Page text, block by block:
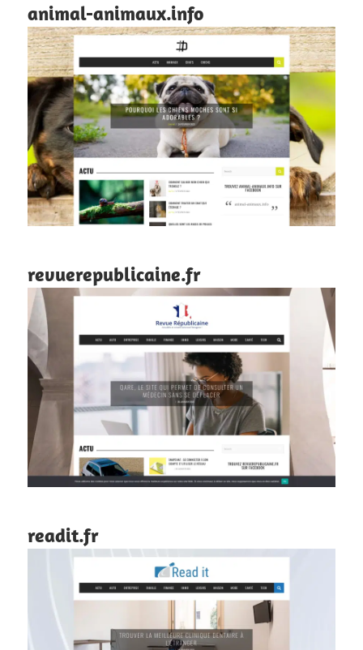
animal-animaux.info
revuerepublicaine.fr
readit.fr